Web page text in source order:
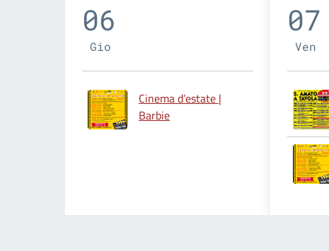
06
Gio
Cinema d’estate |
Barbie
07
Ven